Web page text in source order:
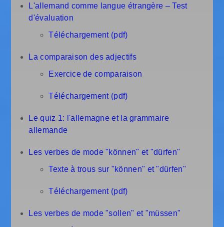
L'allemand comme langue étrangère – Test
d'évaluation
Téléchargement (pdf)
La comparaison des adjectifs
Exercice de comparaison
Téléchargement (pdf)
Le quiz 1: l'allemagne et la grammaire
allemande
Les verbes de mode "können" et "dürfen"
Texte à trous sur "können" et "dürfen"
Téléchargement (pdf)
Les verbes de mode "sollen" et "müssen"